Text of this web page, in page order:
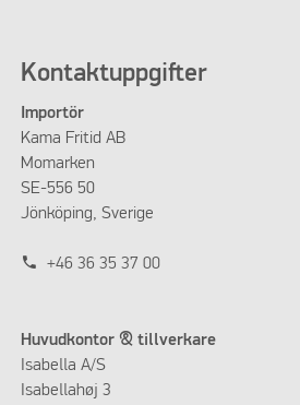
Kontaktuppgifter
Importör
Kama Fritid AB
Momarken
SE-556 50
Jönköping, Sverige
phone +46 36 35 37 00
Huvudkontor & tillverkare
Isabella A/S
Isabellahøj 3